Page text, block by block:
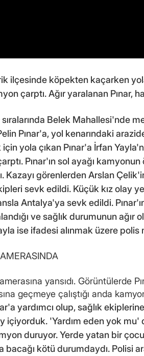
ilçesinde köpekten kaçarken
çarptı. Ağır yaralanan Pınar,
Belek Mahallesi'nde
Pınar'a, yol kenarındaki
için yola çıkan Pınar'a İrfan
Pınar'ın sol ayağı
Kazayı görenlerden Arslan
sevk edildi. Küçük kız olay
Antalya'ya sevk edildi.
ve sağlık durumunun ağır
ise ifadesi alınmak üzere
yansıdı. Görüntülerde
geçmeye çalıştığı anda
yardımcı olup, sağlık
içiyorduk. 'Yardım eden yok mu'
duruyor. Yerde yatan bir
bacağı kötü durumdaydı. Polisi